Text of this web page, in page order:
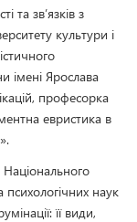
та зв’язків з
культури і
імені Ярослава
професорка
евристика в
психологічних наук
її види,